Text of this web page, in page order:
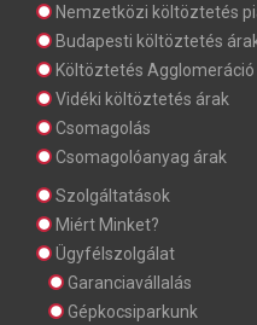
Nemzetközi költöztetés
Budapesti költöztetés
Költöztetés
Vidéki költöztetés árak
Csomagolás
Csomagolóanyag árak
Szolgáltatások
Miért Minket?
Ügyfélszolgálat
Garanciavállalás
Gépkocsiparkunk